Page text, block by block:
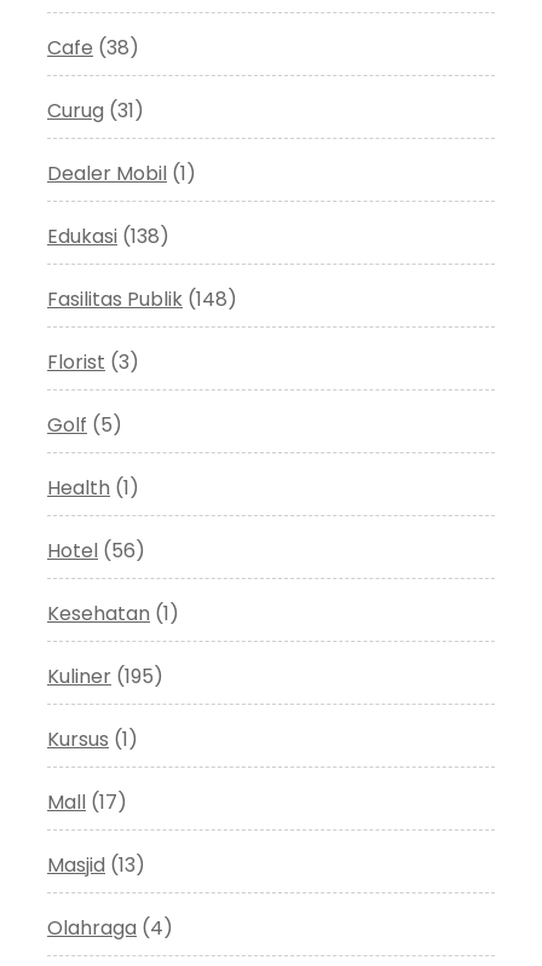
Cafe (38)
Curug (31)
Dealer Mobil (1)
Edukasi (138)
Fasilitas Publik (148)
Florist (3)
Golf (5)
Health (1)
Hotel (56)
Kesehatan (1)
Kuliner (195)
Kursus (1)
Mall (17)
Masjid (13)
Olahraga (4)